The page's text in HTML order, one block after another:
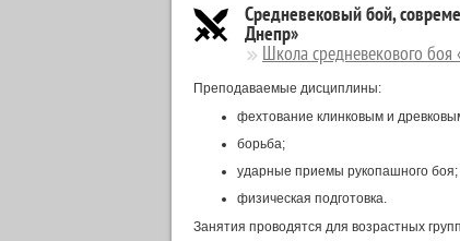
Средневековый бой,
Днепр»
Школа средневекового
Преподаваемые дисциплины:
фехтование клинковым и
борьба;
ударные приемы рукопашного боя;
физическая подготовка.
Занятия проводятся для возрастных